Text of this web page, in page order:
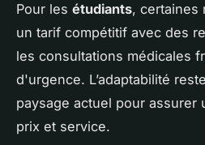
Pour les étudiants, certaines
un tarif compétitif avec des
les consultations médicales
d'urgence. L’adaptabilité
paysage actuel pour assurer
prix et service.